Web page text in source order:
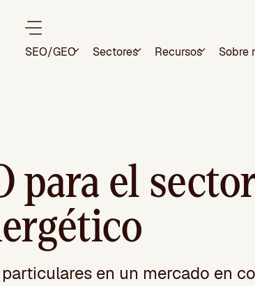
SEO/GEO Sectores Recursos Sobre
para el
en un mercado en